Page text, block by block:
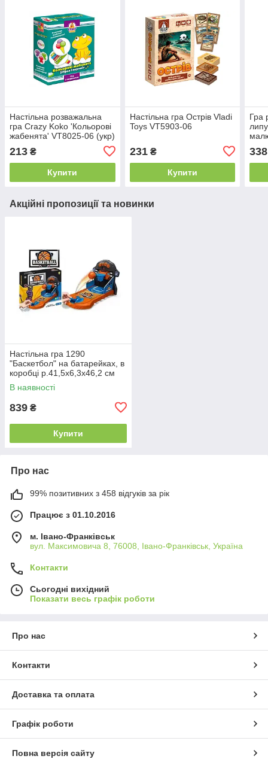
Настільна розважальна
гра Crazy Koko 'Кольорові
жабенята' VT8025-06 (укр)
213 ₴
Купити
​Настільна гра Острів Vladi
Toys VT5903-06
231₴
Купити
Гра
338
Акційні пропозиції та новинки
Настільна гра 1290
"Баскетбол" на батарейках, в
коробці р.41,5x6,3x46,2 см
YG Toys
В наявності
839 ₴
Купити
Про нас
99% позитивних з 458 відгуків за рік
Працює з 01.10.2016
м. Івано-Франківськ
вул. Максимовича 8, 76008, Івано-Франківськ, Україна
Контакти
Сьогодні вихідний
Показати весь графік роботи
Про нас
Контакти
Доставка та оплата
Графік роботи
Повна версія сайту